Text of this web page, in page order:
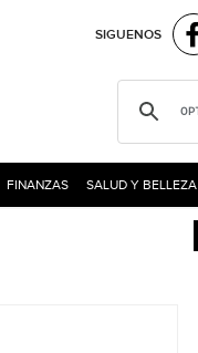
SIGUENOS
FINANZAS SALUD Y BELLEZA